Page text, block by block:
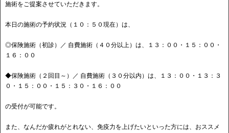
施術をご提案させていただきます。
本日の施術の予約状況（１０：５０現在）は、
◎保険施術（初診）／ 自費施術（４０分以上）は、１３：００・１５：００・
１６：００
◆保険施術（２回目～）／ 自費施術（３０分以内）は、１３：００・１３：３
０・１５：００・１５：３０・１６：００
の受付が可能です。
また、なんだか疲れがとれない、免疫力を上げたいといった方には、おススメ